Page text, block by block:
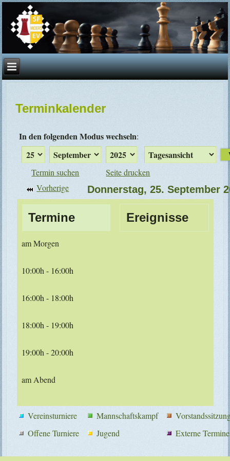
Terminkalender
In den folgenden Modus wechseln:
Termin suchen
Seite drucken
Vorherige
Donnerstag, 25. September
Termine
am Morgen
10:00h - 16:00h
16:00h - 18:00h
18:00h - 19:00h
19:00h - 20:00h
am Abend
Ereignisse
Vereinsturniere Mannschaftskampf
Offene Turniere
Jugend Externe Termine